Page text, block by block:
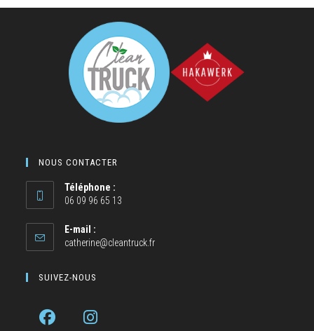
NOUS CONTACTER
Téléphone :
06 09 96 65 13
E-mail :
catherine@cleantruck.fr
SUIVEZ-NOUS